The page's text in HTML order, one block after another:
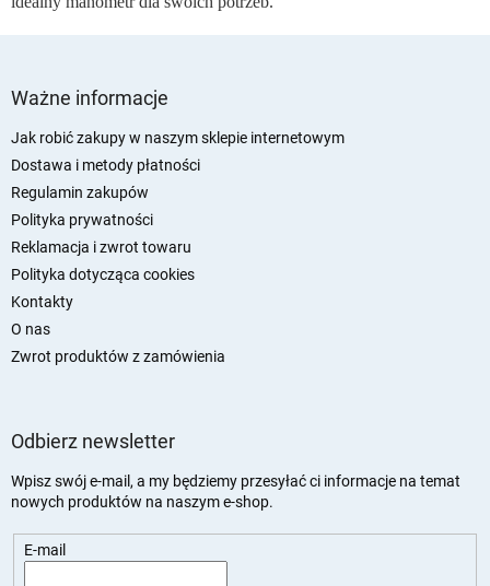
Ważne informacje
Jak robić zakupy w naszym sklepie internetowym
Dostawa i metody płatności
Regulamin zakupów
Polityka prywatności
Reklamacja i zwrot towaru
Polityka dotycząca cookies
Kontakty
O nas
Zwrot produktów z zamówienia
Odbierz newsletter
Wpisz swój e-mail, a my będziemy przesyłać ci informacje na temat
nowych produktów na naszym e-shop.
E-mail